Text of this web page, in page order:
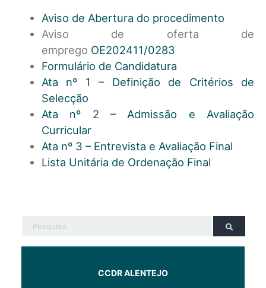
Aviso de Abertura do procedimento
Aviso de oferta de
emprego OE202411/0283
Formulário de Candidatura
Ata nº 1 – Definição de Critérios de
Selecção
Ata nº 2 – Admissão e Avaliação
Curricular
Ata nº 3 – Entrevista e Avaliação Final
Lista Unitária de Ordenação Final
CCDR ALENTEJO